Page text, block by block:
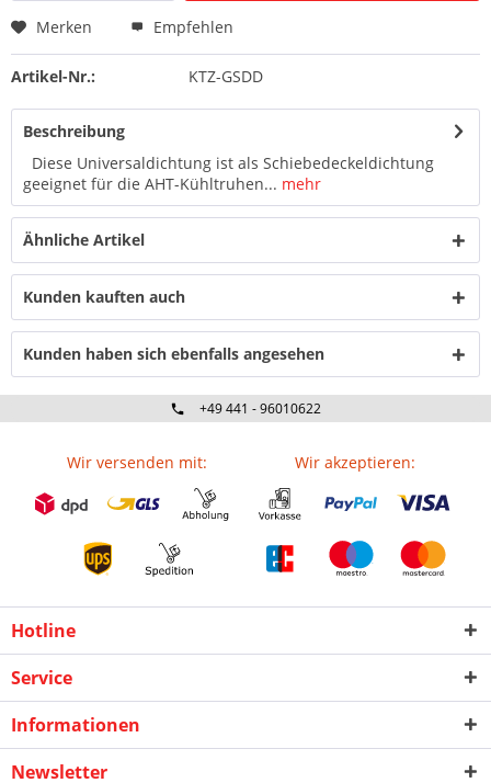
Merken Empfehlen
Artikel-Nr.: KTZ-GSDD
Beschreibung
Diese Universaldichtung ist als Schiebedeckeldichtung
geeignet für die AHT-Kühltruhen... mehr
Ähnliche Artikel
Kunden kauften auch
Kunden haben sich ebenfalls angesehen
+49 441 - 96010622
Wir versenden mit: Wir akzeptieren:
Hotline
Service
Informationen
Newsletter